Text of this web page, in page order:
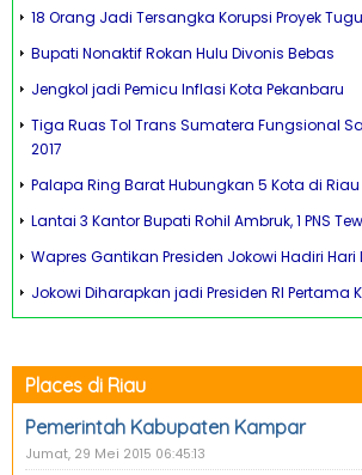
18 Orang Jadi Tersangka Korupsi Proyek
Bupati Nonaktif Rokan Hulu Divonis Bebas
Jengkol jadi Pemicu Inflasi Kota Pekanbaru
Tiga Ruas Tol Trans Sumatera Fungsional
2017
Palapa Ring Barat Hubungkan 5 Kota di Riau
Lantai 3 Kantor Bupati Rohil Ambruk, 1 PNS
Wapres Gantikan Presiden Jokowi Hadiri
Jokowi Diharapkan jadi Presiden RI Pertama
Places di Riau
Pemerintah Kabupaten Kampar
Jumat, 29 Mei 2015 06:45:13